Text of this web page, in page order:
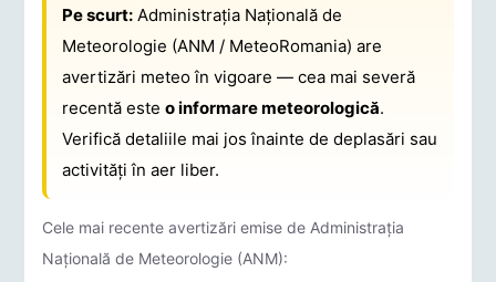
Pe scurt: Administrația Națională de
Meteorologie (ANM / MeteoRomania) are
avertizări meteo în vigoare — cea mai severă
recentă esteo informare meteorologică.
Verifică detaliile mai jos înainte de deplasări sau
activități în aer liber.
Cele mai recente avertizări emise de Administrația
Națională de Meteorologie (ANM):